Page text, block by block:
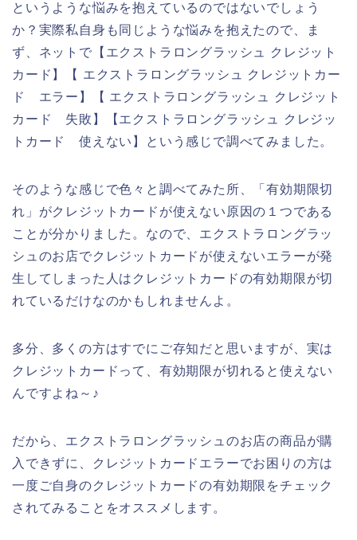
というような悩みを抱えているのではないでしょう
か？実際私自身も同じような悩みを抱えたので、ま
ず、ネットで【エクストラロングラッシュ クレジット
カード】【 エクストラロングラッシュ クレジットカー
ド エラー】【 エクストラロングラッシュ クレジット
カード 失敗】【エクストラロングラッシュ クレジッ
トカード 使えない】という感じで調べてみました。
そのような感じで色々と調べてみた所、「有効期限切
れ」がクレジットカードが使えない原因の１つである
ことが分かりました。なので、エクストラロングラッ
シュのお店でクレジットカードが使えないエラーが発
生してしまった人はクレジットカードの有効期限が切
れているだけなのかもしれませんよ。
多分、多くの方はすでにご存知だと思いますが、実は
クレジットカードって、有効期限が切れると使えない
んですよね～♪
だから、エクストラロングラッシュのお店の商品が購
入できずに、クレジットカードエラーでお困りの方は
一度ご自身のクレジットカードの有効期限をチェック
されてみることをオススメします。